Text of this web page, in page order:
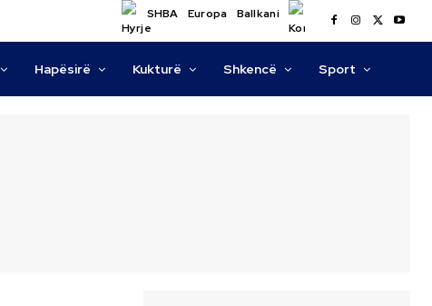
SHBA Europa Ballkani
Hapësirë Kukturë Shkencë Sport